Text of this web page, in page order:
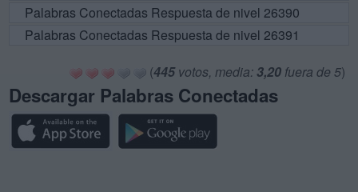
Palabras Conectadas Respuesta de nivel 26390
Palabras Conectadas Respuesta de nivel 26391
(445votos, media: 3,20 fuera de 5)
Descargar Palabras Conectadas